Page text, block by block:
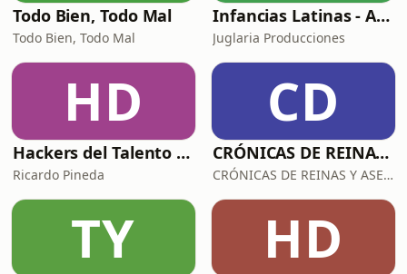
Todo Bien, Todo Mal
Todo Bien, Todo Mal
Infancias Latinas - Arriba Chamacos
Juglaria Producciones
HD
Hackers del Talento con Ricardo Pineda
Ricardo Pineda
CD
CRÓNICAS DE REINAS Y ASESINAS
CRÓNICAS DE REINAS Y ASESINAS
TY HD